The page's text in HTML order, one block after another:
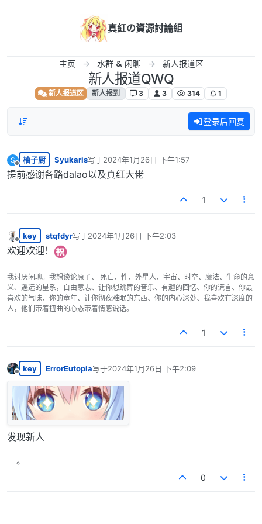
真紅の資源討論組
主页 水群 & 闲聊 新人报道区
新人报道QWQ
新人报道区 新人报到 3 3 314 1
登录后回复
S
离线
柚子厨 Syukaris写于2024年1月26日 下午1:57
最后由 编辑
提前感谢各路dalao以及真红大佬
1
离线
key stqfdyr写于2024年1月26日 下午2:03
最后由 编辑
欢迎欢迎！
我讨厌闲聊。我想谈论原子、 死亡、性、外星人、宇宙、时空、魔法、生命的意
义、遥远的星系，自由意志、让你想跳舞的音乐、有趣的回忆、你的谎言、你最
喜欢的气味、你的童年、让你彻夜难眠的东西、你的内心深处、我喜欢有深度的
人，他们带着扭曲的心态带着情感说话。
1
离线
key ErrorEutopia写于2024年1月26日 下午2:09
最后由 编辑
发现新人
0